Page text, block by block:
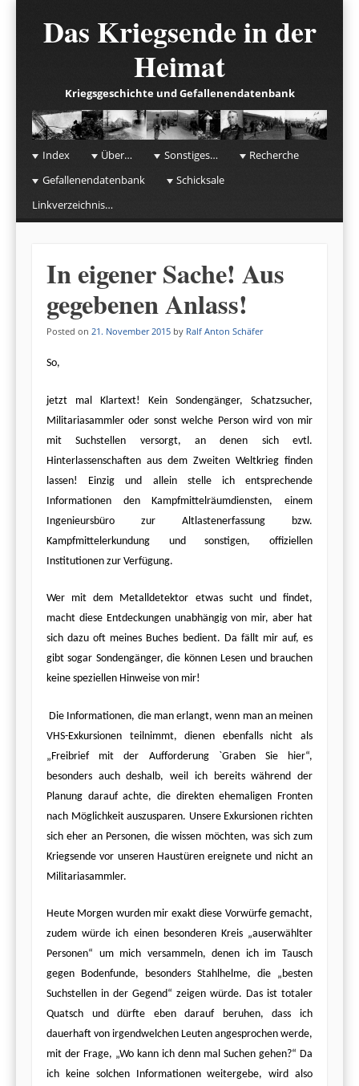
Das Kriegsende in der
Heimat
Kriegsgeschichte und Gefallenendatenbank
☰Menu
Skip to content
Index Über… Sonstiges…
Recherche
Gefallenendatenbank
Schicksale
Linkverzeichnis…
In eigener Sache! Aus
gegebenen Anlass!
Posted on 21. November 2015 by Ralf Anton Schäfer
So,
jetzt mal Klartext! Kein Sondengänger, Schatzsucher,
Militariasammler oder sonst welche Person wird von mir
mit Suchstellen versorgt, an denen sich evtl.
Hinterlassenschaften aus dem Zweiten Weltkrieg finden
lassen! Einzig und allein stelle ich entsprechende
Informationen den Kampfmittelräumdiensten, einem
Ingenieursbüro zur Altlastenerfassung bzw.
Kampfmittelerkundung und sonstigen, offiziellen
Institutionen zur Verfügung.
Wer mit dem Metalldetektor etwas sucht und findet,
macht diese Entdeckungen unabhängig von mir, aber hat
sich dazu oft meines Buches bedient. Da fällt mir auf, es
gibt sogar Sondengänger, die können Lesen und brauchen
keine speziellen Hinweise von mir!
Die Informationen, die man erlangt, wenn man an meinen
VHS-Exkursionen teilnimmt, dienen ebenfalls nicht als
„Freibrief mit der Aufforderung `Graben Sie hier“,
besonders auch deshalb, weil ich bereits während der
Planung darauf achte, die direkten ehemaligen Fronten
nach Möglichkeit auszusparen. Unsere Exkursionen richten
sich eher an Personen, die wissen möchten, was sich zum
Kriegsende vor unseren Haustüren ereignete und nicht an
Militariasammler.
Heute Morgen wurden mir exakt diese Vorwürfe gemacht,
zudem würde ich einen besonderen Kreis „auserwählter
Personen“ um mich versammeln, denen ich im Tausch
gegen Bodenfunde, besonders Stahlhelme, die „besten
Suchstellen in der Gegend“ zeigen würde. Das ist totaler
Quatsch und dürfte eben darauf beruhen, dass ich
dauerhaft von irgendwelchen Leuten angesprochen werde,
mit der Frage, „Wo kann ich denn mal Suchen gehen?“ Da
ich keine solchen Informationen weitergebe, wird also